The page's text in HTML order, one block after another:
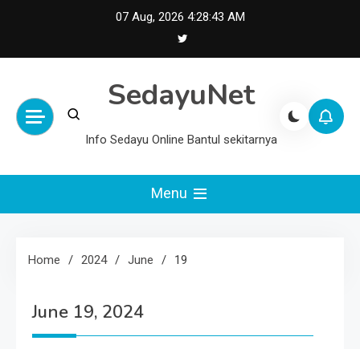
07 Aug, 2026 4:28:43 AM
SedayuNet
Info Sedayu Online Bantul sekitarnya
Menu
Home 2024 June 19
June 19, 2024